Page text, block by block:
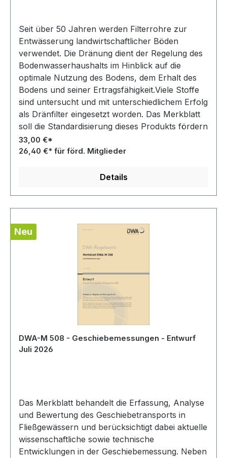
Seit über 50 Jahren werden Filterrohre zur
Entwässerung landwirtschaftlicher Böden
verwendet. Die Dränung dient der Regelung des
Bodenwasserhaushalts im Hinblick auf die
optimale Nutzung des Bodens, dem Erhalt des
Bodens und seiner Ertragsfähigkeit.Viele Stoffe
sind untersucht und mit unterschiedlichem Erfolg
als Dränfilter eingesetzt worden. Das Merkblatt
soll die Standardisierung dieses Produkts fördern
und den Abnehmer über die Qualitätsmerkmale
informieren.
33,00 €*
26,40 €* für förd. Mitglieder
Details
Neu
DWA-M 508 - Geschiebemessungen - Entwurf
Juli 2026
Das Merkblatt behandelt die Erfassung, Analyse
und Bewertung des Geschiebetransports in
Fließgewässern und berücksichtigt dabei aktuelle
wissenschaftliche sowie technische
Entwicklungen in der Geschiebemessung. Neben